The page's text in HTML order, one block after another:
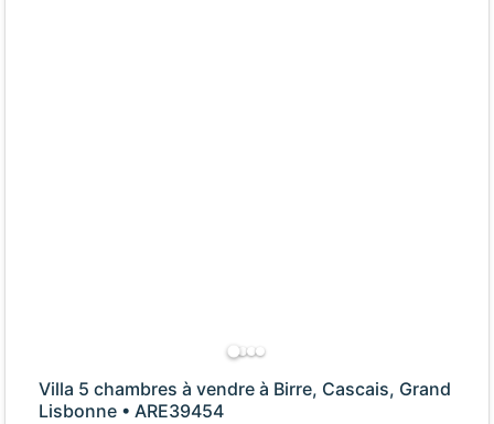
Villa 5 chambres à vendre à Birre, Cascais, Grand
Lisbonne • ARE39454